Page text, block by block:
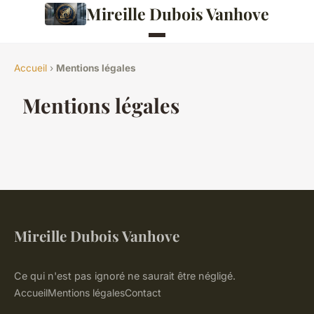
Mireille Dubois Vanhove
Accueil › Mentions légales
Mentions légales
Mireille Dubois Vanhove
Ce qui n'est pas ignoré ne saurait être négligé.
AccueilMentions légalesContact